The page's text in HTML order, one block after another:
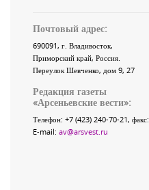
Почтовый адрес:
690091, г. Владивосток,
Приморский край, Россия.
Переулок Шевченко, дом 9, 27
Редакция газеты
«Арсеньевские вести»:
Телефон: +7 (423) 240-70-21, факс:
E-mail: av@arsvest.ru